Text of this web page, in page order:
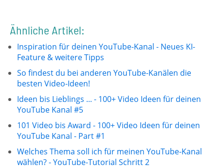
Ähnliche Artikel:
Inspiration für deinen YouTube-Kanal - Neues KI-
Feature & weitere Tipps
So findest du bei anderen YouTube-Kanälen die
besten Video-Ideen!
Ideen bis Lieblings ... - 100+ Video Ideen für deinen
YouTube Kanal #5
101 Video bis Award - 100+ Video Ideen für deinen
YouTube Kanal - Part #1
Welches Thema soll ich für meinen YouTube-Kanal
wählen? - YouTube-Tutorial Schritt 2